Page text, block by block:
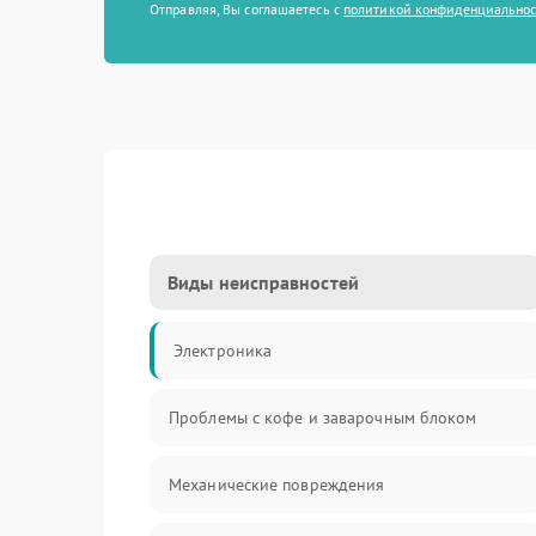
Отправляя, Вы соглашаетесь с политикой
Виды неисправностей
Электроника
Проблемы с кофе и заварочным блоком
Механические повреждения